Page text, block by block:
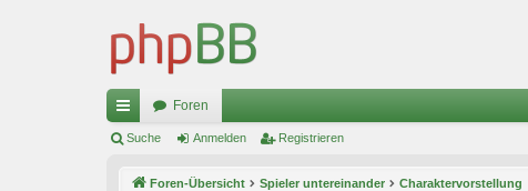
ch
Foren
Suche Anmelden Registrieren
Foren-Übersicht Spieler untereinander Charaktervorstellung